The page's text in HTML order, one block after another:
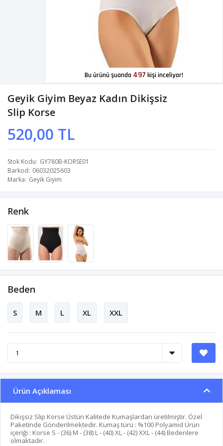
Bu ürünü şuanda 497 kişi inceliyor!
Geyik Giyim Beyaz Kadın Dikişsiz
Slip Korse
520,00 TL
Stok Kodu GY780B-KORSE01
Barkod 06032025603
Marka Geyik Giyim
Renk
Beden
S M L XL XXL
Ürün Açıklaması
Dikişsiz Slip Korse Üstün Kalitede Kumaşlardan üretilmiştir. Özel
Paketinde Gönderilmektedir. Kumaş türü : %100 Polyamid Ürün
içeriği : Korse S - (36) M - (38) L - (40) XL - (42) XXL - (44) Bedenlere
olmaktadır.